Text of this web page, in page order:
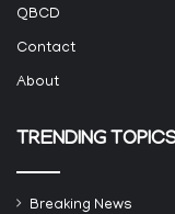
QBCD
Contact
About
TRENDING
Breaking News